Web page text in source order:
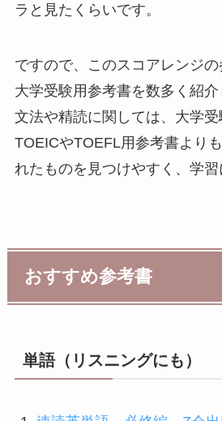
ラと見たくらいです。
ですので、このスコアレンジの
大学受験用参考書を数多く紹介
文法や精読に関しては、大学
TOEICやTOEFL用参考書より
れたものを見つけやすく、学習
おすすめ参考書
単語（リスニングにも）